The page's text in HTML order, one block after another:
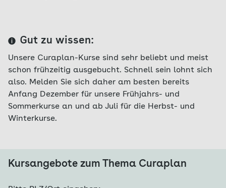
Gut zu wissen:
Unsere Curaplan-Kurse sind sehr beliebt und meist
schon frühzeitig ausgebucht. Schnell sein lohnt sich
also. Melden Sie sich daher am besten bereits
Anfang Dezember für unsere Frühjahrs- und
Sommerkurse an und ab Juli für die Herbst- und
Winterkurse.
Kursangebote zum Thema Curaplan